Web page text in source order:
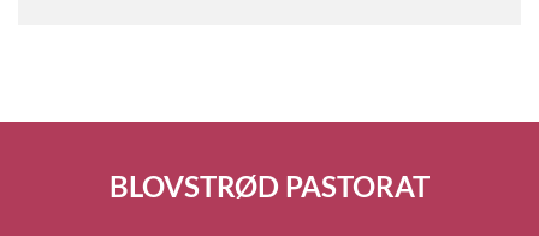
BLOVSTRØD PASTORAT